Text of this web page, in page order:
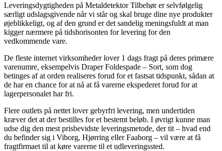
Leveringsdygtigheden på Metaldetektor Tilbehør er selvfølgelig
særligt udslagsgivende når vi står og skal bruge dine nye produkter
øjeblikkeligt, og af den grund er det sandelig meningsfuldt at man
kigger nærmere på tidshorisonten for levering for den
vedkommende vare.
De fleste internet virksomheder lover 1 dags fragt på deres primære
varenumre, eksempelvis Draper Foldespade – Sort, som dog
betinges af at orden realiseres forud for et fastsat tidspunkt, sådan at
de har en chance for at nå at få varerne ekspederet forud for at
lagerpersonalet har fri.
Flere outlets på nettet lover gebyrfri levering, men undertiden
kræver det at der bestilles for et bestemt beløb. I øvrigt kunne man
udse dig den mest prisbevidste leveringsmetode, der tit – hvad end
du befinder sig i Viborg, Hjørring eller Faaborg – vil være at få
fragtfirmaet til at køre varerne til et udleveringssted.